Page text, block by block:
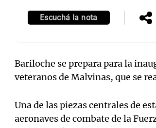
Escuchá la nota
Bariloche se prepara para la
veteranos de Malvinas, que se
Una de las piezas centrales de
aeronavesde combate de la